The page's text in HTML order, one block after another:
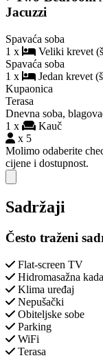
Jacuzzi
Spavaća soba
1 x
Veliki krevet
Spavaća soba
1 x
Jedan krevet
Kupaonica
Terasa
Dnevna soba,
1 x
Kauč
x 5
Molimo odaberite
cijene i dostupnost.
Close modal
Sadržaji
Često traženi
Flat-screen TV
Hidromasažna
Klima uređaj
Nepušački
Obiteljske sobe
Parking
WiFi
Terasa